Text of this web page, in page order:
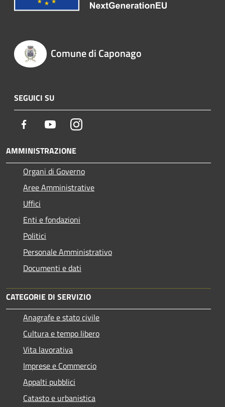
Comune di Caponago
SEGUICI SU
Facebook YoutubeInstagram
AMMINISTRAZIONE
Organi di Governo
Aree Amministrative
Uffici
Enti e fondazioni
Politici
Personale Amministrativo
Documenti e dati
CATEGORIE DI SERVIZIO
Anagrafe e stato civile
Cultura e tempo libero
Vita lavorativa
Imprese e Commercio
Appalti pubblici
Catasto e urbanistica